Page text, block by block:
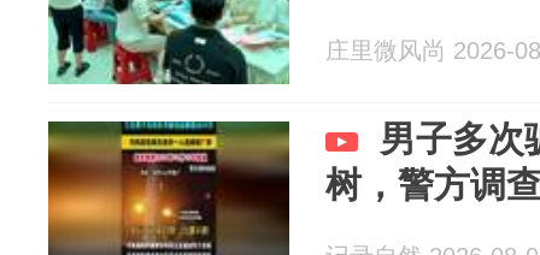
庄里微风尚 2026-
男子多次
树，警方调